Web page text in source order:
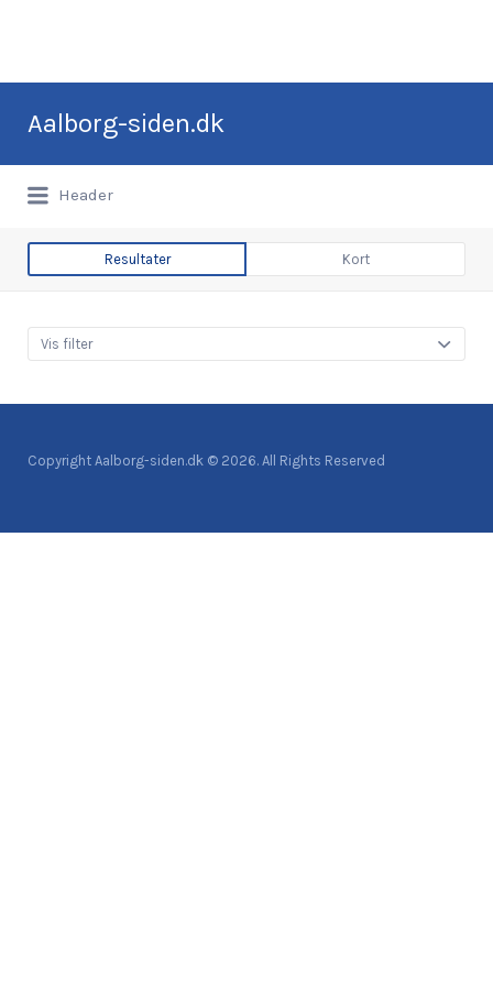
Aalborg-siden.dk
Alt om Aalborg
efter:
Header
Resultater Kort
Vis filter
Copyright Aalborg-siden.dk © 2026. All Rights Reserved